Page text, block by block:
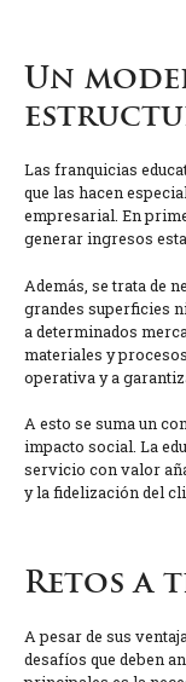
Un
Las franquicias
que las hacen
empresarial. En
generar ingresos
Además, se trata de
grandes superficies
a determinados
materiales y
operativa y a
A esto se suma un
impacto social. La
servicio con valor
y la fidelización del
Retos a
A pesar de sus
desafíos que deben